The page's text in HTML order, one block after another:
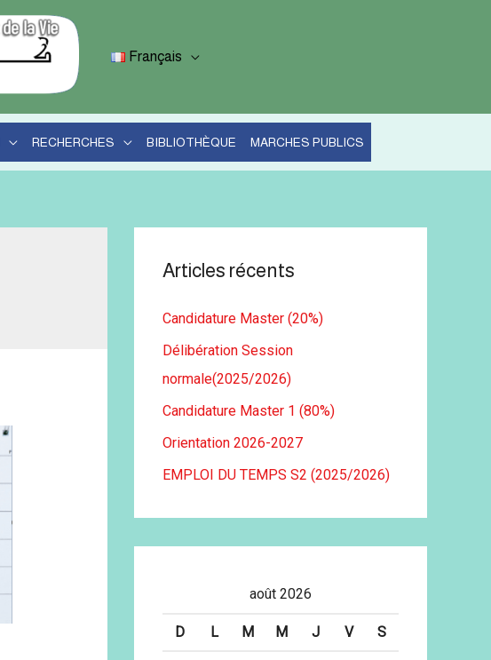
Français
RECHERCHES BIBLIOTHÈQUE MARCHES PUBLICS
Articles récents
Candidature Master (20%)
Délibération Session
normale(2025/2026)
Candidature Master 1 (80%)
Orientation 2026-2027
EMPLOI DU TEMPS S2 (2025/2026)
août 2026
D L M M J V S